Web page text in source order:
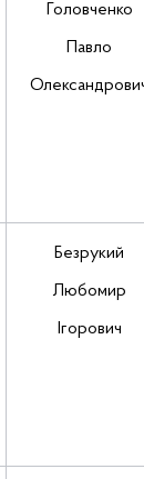
Головченко
Павло
Безрукий
Любомир
Ігорович